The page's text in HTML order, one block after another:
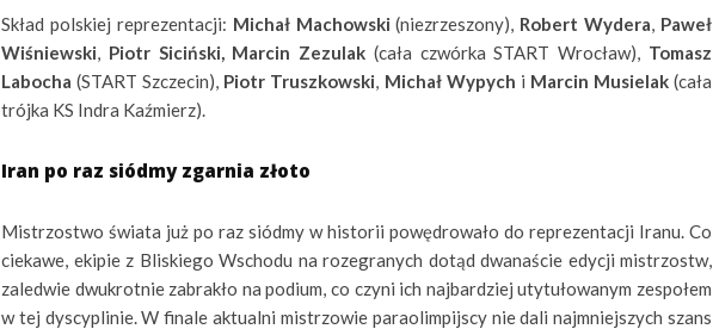
Skład polskiej reprezentacji: Michał Machowski (niezrzeszony), Robert Wydera, Paweł
Wiśniewski, Piotr Siciński, Marcin Zezulak (cała czwórka START Wrocław), Tomasz
Labocha (START Szczecin), Piotr Truszkowski, Michał Wypych i Marcin Musielak(cała
trójka KS Indra Kaźmierz).
Iran po raz siódmy zgarnia złoto
Mistrzostwo świata już po raz siódmy w historii powędrowało do reprezentacji Iranu. Co
ciekawe, ekipie z Bliskiego Wschodu na rozegranych dotąd dwanaście edycji mistrzostw,
zaledwie dwukrotnie zabrakło na podium, co czyni ich najbardziej utytułowanym zespołem
w tej dyscyplinie. W finale aktualni mistrzowie paraolimpijscy nie dali najmniejszych szans